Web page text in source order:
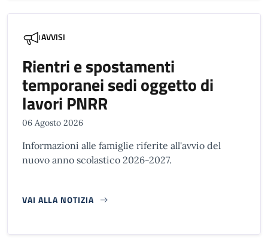
AVVISI
Rientri e spostamenti
temporanei sedi oggetto di
lavori PNRR
06 Agosto 2026
Informazioni alle famiglie riferite all'avvio del
nuovo anno scolastico 2026-2027.
VAI ALLA NOTIZIA